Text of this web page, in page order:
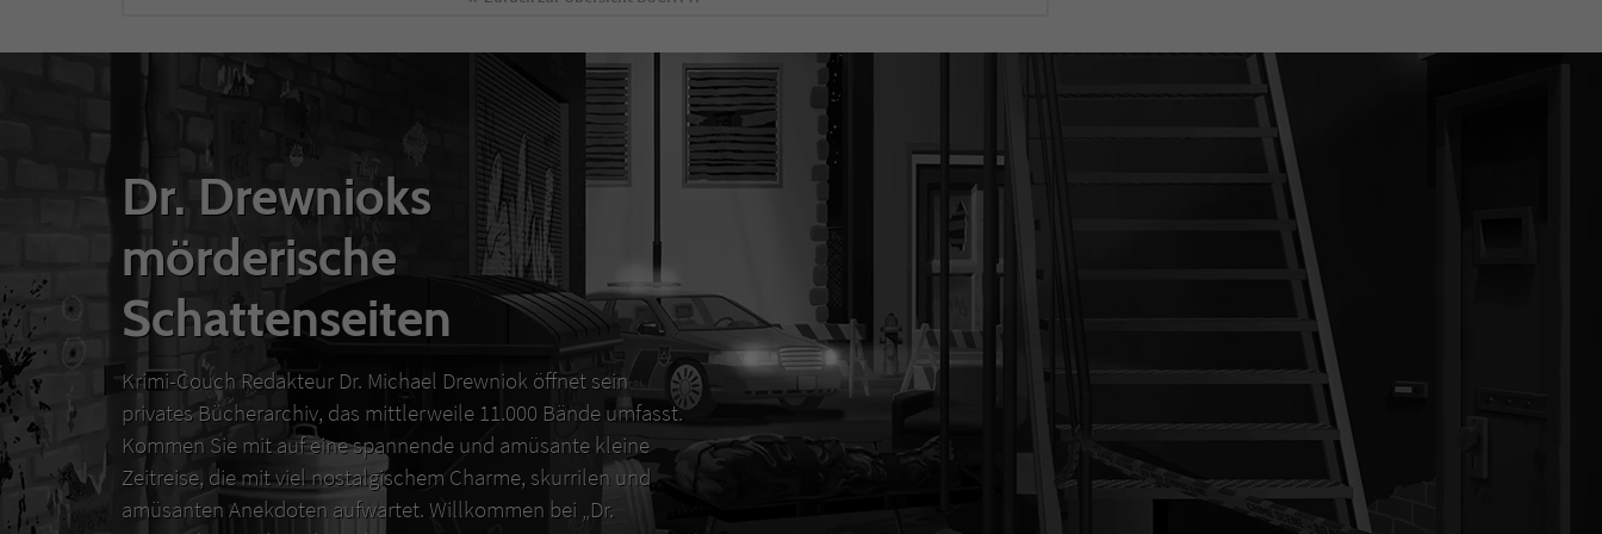
Dr. Drewnioks
mörderische
Schattenseiten
Krimi-Couch Redakteur Dr. Michael Drewniok öffnet sein
privates Bücherarchiv, das mittlerweile 11.000 Bände umfasst.
Kommen Sie mit auf eine spannende und amüsante kleine
Zeitreise, die mit viel nostalgischem Charme, skurrilen und
amüsanten Anekdoten aufwartet. Willkommen bei „Dr.